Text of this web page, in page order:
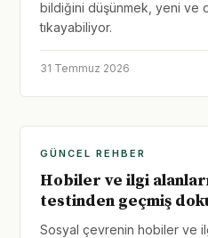
bildiğini düşünmek, yeni ve
tıkayabiliyor.
31 Temmuz 2026
GÜNCEL REHBER
Hobiler ve ilgi
testinden geçmiş
Sosyal çevrenin hobiler ve